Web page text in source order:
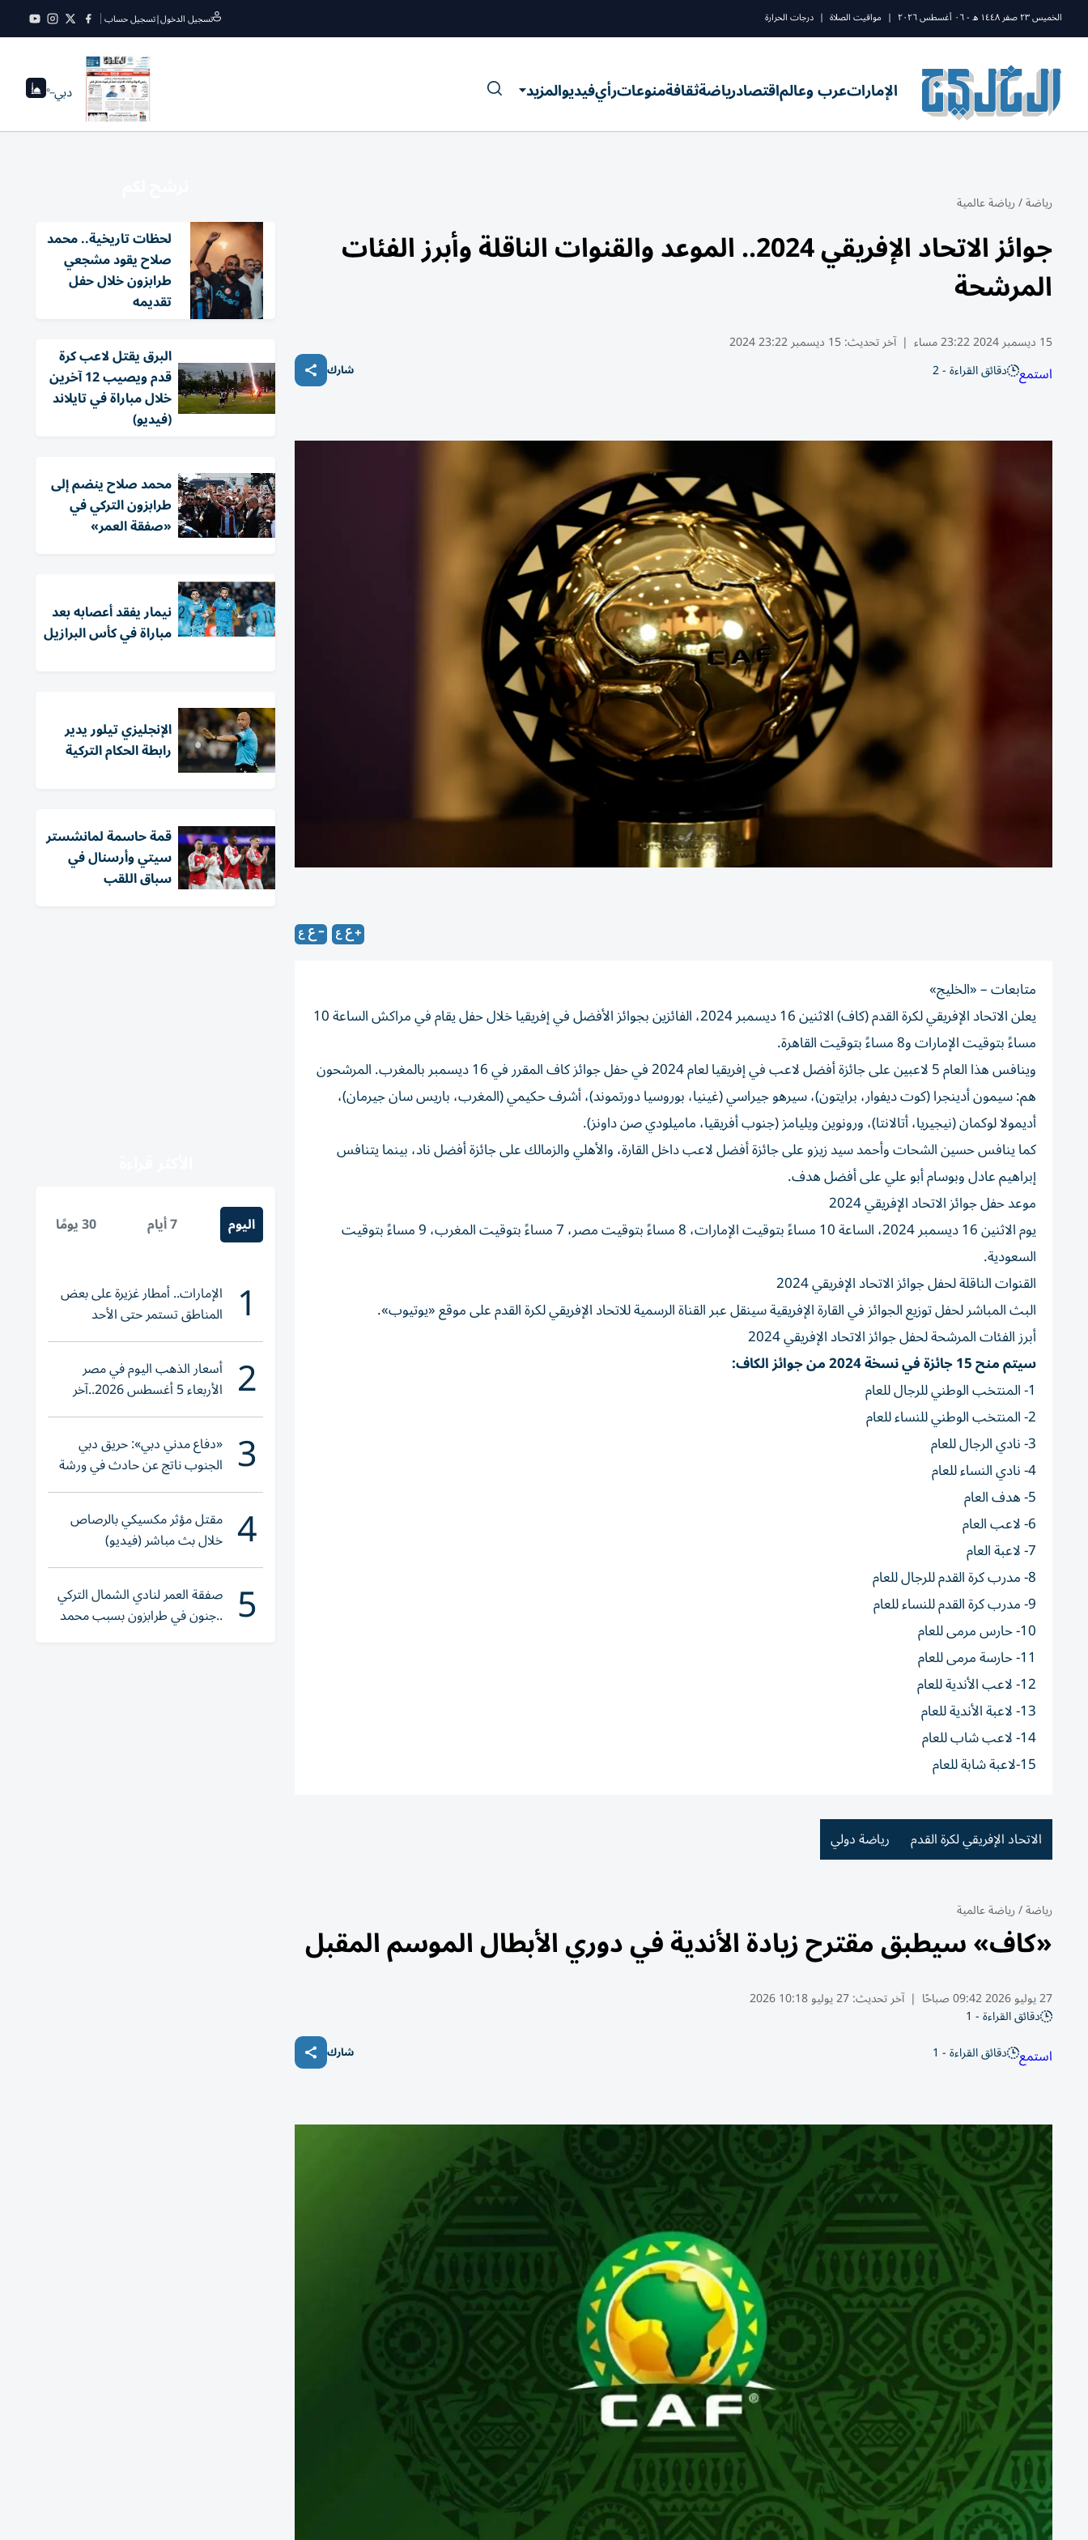
الخميس ٢٣ صفر ١٤٤٨ ه - ٠٦ أغسطس ٢٠٢٦ | مواقيت الصلاة | درجات الحرارة تسجيل الدخول|تسجيل حساب
الإماراتعرب وعالماقتصادرياضةثقافةمنوعاترأيفيديوالمزيد دبي--°
رياضة/رياضة عالمية
جوائز الاتحاد الإفريقي 2024.. الموعد والقنوات الناقلة وأبرز الفئات
المرشحة
15 ديسمبر 2024 23:22 مساء | آخر تحديث:15 ديسمبر 23:22 2024
استمع دقائق القراءة - 2 شارك
متابعات – «الخليج»
يعلن الاتحاد الإفريقي لكرة القدم (كاف) الاثنين 16 ديسمبر 2024، الفائزين بجوائز الأفضل في إفريقيا خلال حفل يقام في مراكش الساعة 10
مساءً بتوقيت الإمارات و8 مساءً بتوقيت القاهرة.
وينافس هذا العام 5 لاعبين على جائزة أفضل لاعب في إفريقيا لعام 2024 في حفل جوائز كاف المقرر في 16 ديسمبر بالمغرب. المرشحون
هم: سيمون أدينجرا (كوت ديفوار، برايتون)، سيرهو جيراسي (غينيا، بوروسيا دورتموند)، أشرف حكيمي (المغرب، باريس سان جيرمان)،
أديمولا لوكمان (نيجيريا، أتالانتا)، ورونوين ويليامز (جنوب أفريقيا، ماميلودي صن داونز).
كما ينافس حسين الشحات وأحمد سيد زيزو على جائزة أفضل لاعب داخل القارة، والأهلي والزمالك على جائزة أفضل ناد، بينما يتنافس
إبراهيم عادل وبوسام أبو علي على أفضل هدف.
موعد حفل جوائز الاتحاد الإفريقي 2024
يوم الاثنين 16 ديسمبر 2024، الساعة 10 مساءً بتوقيت الإمارات، 8 مساءً بتوقيت مصر، 7 مساءً بتوقيت المغرب، 9 مساءً بتوقيت
السعودية.
القنوات الناقلة لحفل جوائز الاتحاد الإفريقي 2024
البث المباشر لحفل توزيع الجوائز في القارة الإفريقية سينقل عبر القناة الرسمية للاتحاد الإفريقي لكرة القدم على موقع «يوتيوب».
أبرز الفئات المرشحة لحفل جوائز الاتحاد الإفريقي 2024
سيتم منح 15 جائزة في نسخة 2024 من جوائز الكاف:
1- المنتخب الوطني للرجال للعام
2- المنتخب الوطني للنساء للعام
3- نادي الرجال للعام
4- نادي النساء للعام
5- هدف العام
6- لاعب العام
7- لاعبة العام
8- مدرب كرة القدم للرجال للعام
9- مدرب كرة القدم للنساء للعام
10- حارس مرمى للعام
11- حارسة مرمى للعام
12- لاعب الأندية للعام
13- لاعبة الأندية للعام
14- لاعب شاب للعام
15-لاعبة شابة للعام
الاتحاد الإفريقي لكرة القدم رياضة دولي
رياضة/رياضة عالمية
«كاف» سيطبق مقترح زيادة الأندية في دوري الأبطال الموسم المقبل
27 يوليو 2026 09:42 صباحًا | آخر تحديث:27 يوليو 10:18 2026
دقائق القراءة - 1
استمع دقائق القراءة - 1 شارك
لحظات تاريخية.. محمد
صلاح يقود مشجعي
طرابزون خلال حفل
تقديمه
البرق يقتل لاعب كرة
قدم ويصيب 12 آخرين
خلال مباراة في تايلاند
(فيديو)
محمد صلاح ينضم إلى
طرابزون التركي في
«صفقة العمر»
نيمار يفقد أعصابه بعد
مباراة في كأس البرازيل
الإنجليزي تيلور يدير
رابطة الحكام التركية
قمة حاسمة لمانشستر
سيتي وأرسنال في
سباق اللقب
اليوم 7 أيام 30 يومًا
1 الإمارات.. أمطار غزيرة على بعض
المناطق تستمر حتى الأحد
2 أسعار الذهب اليوم في مصر
الأربعاء 5 أغسطس 2026..آخر
تحديث لعيار 21
3 «دفاع مدني دبي»: حريق دبي
الجنوب ناتج عن حادث في ورشة
ولا إصابات
4 مقتل مؤثر مكسيكي بالرصاص
خلال بث مباشر (فيديو)
5 صفقة العمر لنادي الشمال التركي
..جنون في طرابزون بسبب محمد